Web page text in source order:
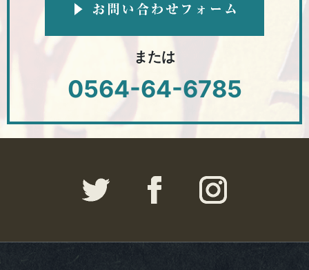
または
0564-64-6785